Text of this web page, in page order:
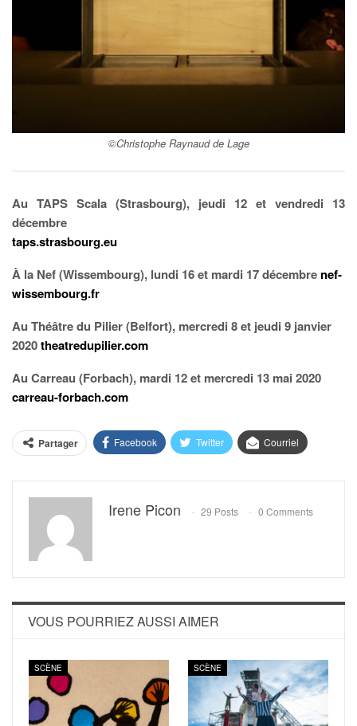
©Christophe Raynaud de Lage
Au TAPS Scala (Strasbourg), jeudi 12 et vendredi 13
décembre
taps.strasbourg.eu
À la Nef (Wissembourg), lundi 16 et mardi 17 décembre nef-
wissembourg.fr
Au Théâtre du Pilier (Belfort), mercredi 8 et jeudi 9 janvier
2020theatredupilier.com
Au Carreau (Forbach), mardi 12 et mercredi 13 mai 2020
carreau-forbach.com
Partager Facebook Twitter Courriel
Irene Picon 29 Posts 0 Comments
VOUS POURRIEZ AUSSI AIMER
SCÈNE SCÈNE